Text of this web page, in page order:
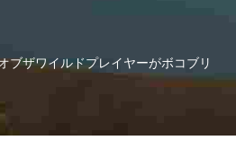
ブザワイルドプレイヤーがボコブリ